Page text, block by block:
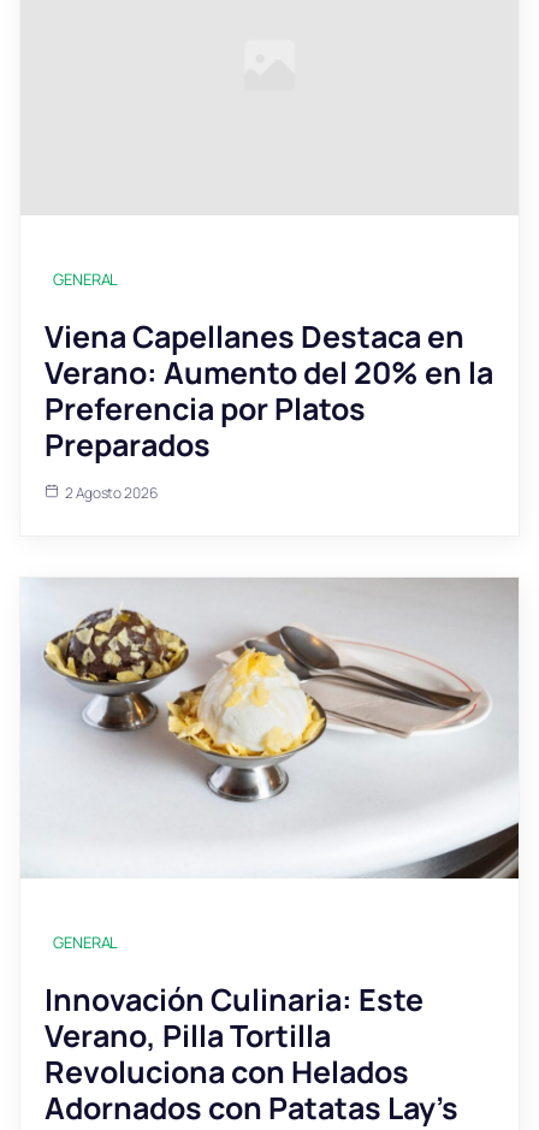
GENERAL
Viena Capellanes Destaca en
Verano: Aumento del 20% en la
Preferencia por Platos
Preparados
2 Agosto 2026
GENERAL
Innovación Culinaria: Este
Verano, Pilla Tortilla
Revoluciona con Helados
Adornados con Patatas Lay’s